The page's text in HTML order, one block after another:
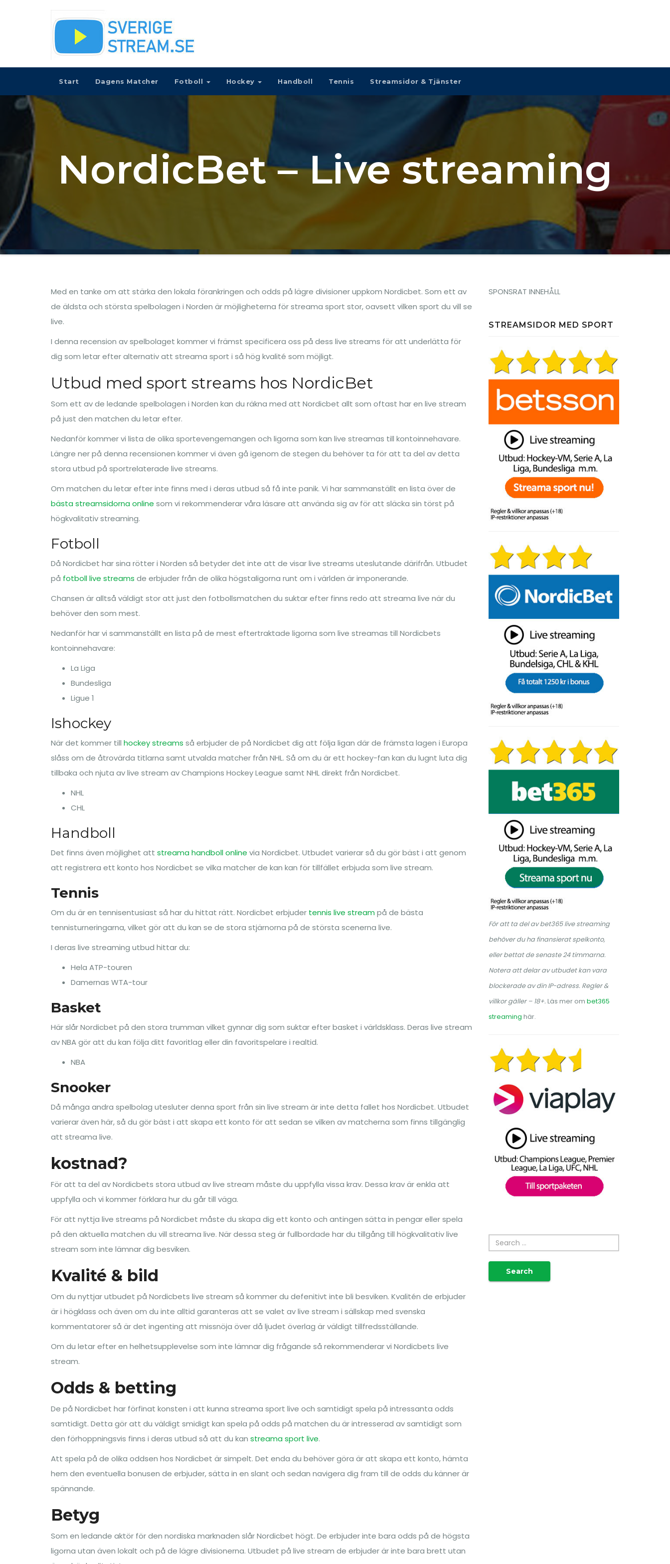
Start Dagens Matcher Fotboll Hockey Handboll Tennis Streamsidor & Tjänster
NordicBet – Live streaming
Med en tanke om att stärka den lokala förankringen och odds på lägre divisioner uppkom Nordicbet. Som ett av
de äldsta och största spelbolagen i Norden är möjligheterna för streama sport stor, oavsett vilken sport du vill se
live.
I denna recension av spelbolaget kommer vi främst specificera oss på dess live streams för att underlätta för
dig som letar efter alternativ att streama sport i så hög kvalité som möjligt.
Utbud med sport streams hos NordicBet
Som ett av de ledande spelbolagen i Norden kan du räkna med att Nordicbet allt som oftast har en live stream
på just den matchen du letar efter.
Nedanför kommer vi lista de olika sportevengemangen och ligorna som kan live streamas till kontoinnehavare.
Längre ner på denna recensionen kommer vi även gå igenom de stegen du behöver ta för att ta del av detta
stora utbud på sportrelaterade live streams.
Om matchen du letar efter inte finns med i deras utbud så få inte panik. Vi har sammanställt en lista över de
bästa streamsidorna online som vi rekommenderar våra läsare att använda sig av för att släcka sin törst på
högkvalitativ streaming.
Fotboll
Då Nordicbet har sina rötter i Norden så betyder det inte att de visar live streams uteslutande därifrån. Utbudet
på fotboll live streams de erbjuder från de olika högstaligorna runt om i världen är imponerande.
Chansen är alltså väldigt stor att just den fotbollsmatchen du suktar efter finns redo att streama live när du
behöver den som mest.
Nedanför har vi sammanställt en lista på de mest eftertraktade ligorna som live streamas till Nordicbets
kontoinnehavare:
La Liga
Bundesliga
Ligue 1
Ishockey
När det kommer till hockey streams så erbjuder de på Nordicbet dig att följa ligan där de främsta lagen i Europa
slåss om de åtrovärda titlarna samt utvalda matcher från NHL. Så om du är ett hockey-fan kan du lugnt luta dig
tillbaka och njuta av live stream av Champions Hockey League samt NHL direkt från Nordicbet.
NHL
CHL
Handboll
Det finns även möjlighet att streama handboll online via Nordicbet. Utbudet varierar så du gör bäst i att genom
att registrera ett konto hos Nordicbet se vilka matcher de kan kan för tillfället erbjuda som live stream.
Tennis
Om du är en tennisentusiast så har du hittat rätt. Nordicbet erbjuder tennis live streampå de bästa
tennisturneringarna, vilket gör att du kan se de stora stjärnorna på de största scenerna live.
I deras live streaming utbud hittar du:
Hela ATP-touren
Damernas WTA-tour
Basket
Här slår Nordicbet på den stora trumman vilket gynnar dig som suktar efter basket i världsklass. Deras live stream
av NBA gör att du kan följa ditt favoritlag eller din favoritspelare i realtid.
NBA
Snooker
Då många andra spelbolag utesluter denna sport från sin live stream är inte detta fallet hos Nordicbet. Utbudet
varierar även här, så du gör bäst i att skapa ett konto för att sedan se vilken av matcherna som finns tillgänglig
att streama live.
kostnad?
För att ta del av Nordicbets stora utbud av live stream måste du uppfylla vissa krav. Dessa krav är enkla att
uppfylla och vi kommer förklara hur du går till väga.
För att nyttja live streams på Nordicbet måste du skapa dig ett konto och antingen sätta in pengar eller spela
på den aktuella matchen du vill streama live. När dessa steg är fullbordade har du tillgång till högkvalitativ live
stream som inte lämnar dig besviken.
Kvalité & bild
Om du nyttjar utbudet på Nordicbets live stream så kommer du defenitivt inte bli besviken. Kvalitén de erbjuder
är i högklass och även om du inte alltid garanteras att se valet av live stream i sällskap med svenska
kommentatorer så är det ingenting att missnöja över då ljudet överlag är väldigt tillfredsställande.
Om du letar efter en helhetsupplevelse som inte lämnar dig frågande så rekommenderar vi Nordicbets live
stream.
Odds & betting
De på Nordicbet har förfinat konsten i att kunna streama sport live och samtidigt spela på intressanta odds
samtidigt. Detta gör att du väldigt smidigt kan spela på odds på matchen du är intresserad av samtidigt som
den förhoppningsvis finns i deras utbud så att du kan streama sport live.
Att spela på de olika oddsen hos Nordicbet är simpelt. Det enda du behöver göra är att skapa ett konto, hämta
hem den eventuella bonusen de erbjuder, sätta in en slant och sedan navigera dig fram till de odds du känner är
spännande.
Betyg
Som en ledande aktör för den nordiska marknaden slår Nordicbet högt. De erbjuder inte bara odds på de högsta
ligorna utan även lokalt och på de lägre divisionerna. Utbudet på live stream de erbjuder är inte bara brett utan
SPONSRAT INNEHÅLL
STREAMSIDOR MED SPORT
För att ta del av bet365 live streaming
behöver du ha finansierat spelkonto,
eller bettat de senaste 24 timmarna.
Notera att delar av utbudet kan vara
blockerade av din IP-adress. Regler &
villkor gäller – 18+. Läs mer om bet365
streaming här.
Search